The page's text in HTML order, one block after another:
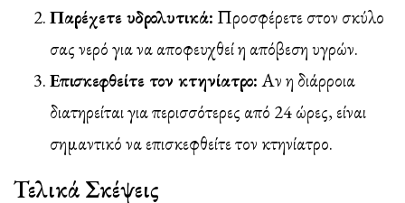
Παρέχετε υδρολυτικά: Προσφέρετε στον σκύλο
σας νερό για να αποφευχθεί η απόβεση υγρών.
Επισκεφθείτε τον κτηνίατρο:Αν η διάρροια
διατηρείται για περισσότερες από 24 ώρες, είναι
σημαντικό να επισκεφθείτε τον κτηνίατρο.
Τελικά Σκέψεις